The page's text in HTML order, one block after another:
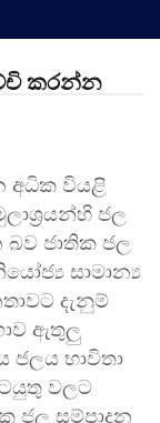
කරන්න
අධික වියළි
ජල
ජාතික ජල
සාමාන්‍ය
දැනුම්
ඇතුලු
භාවිතා
වලට
ජල සම්පාදන